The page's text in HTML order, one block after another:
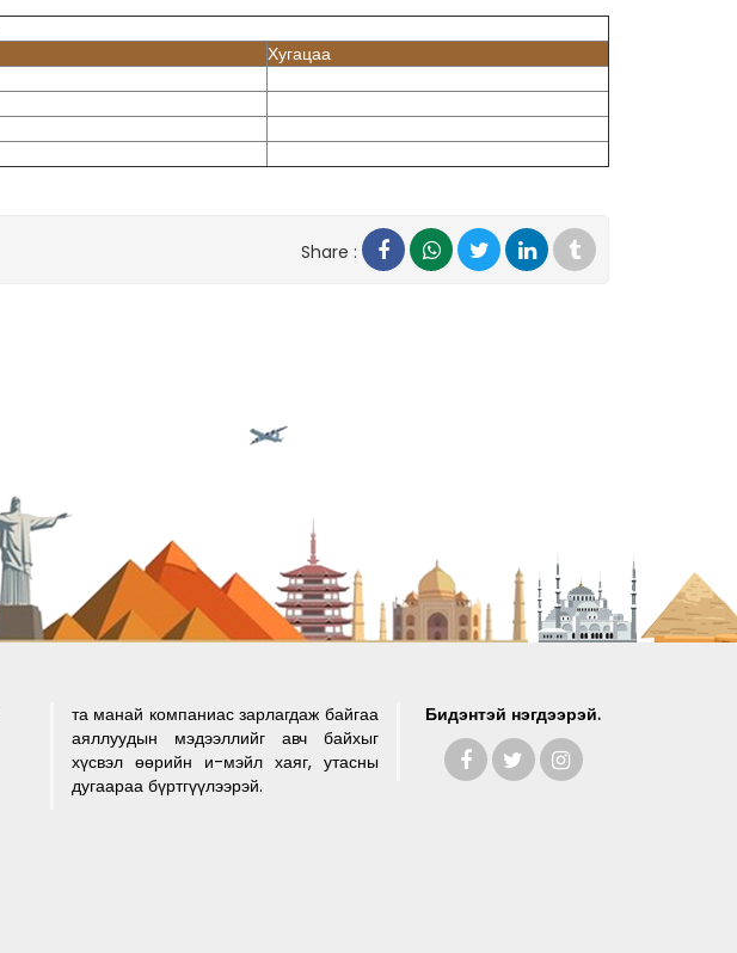
Хугацаа
Share :
та манай компаниас зарлагдаж байгаа
аяллуудын мэдээллийг авч байхыг
хүсвэл өөрийн и-мэйл хаяг, утасны
дугаараа бүртгүүлээрэй.
Бидэнтэй нэгдээрэй.